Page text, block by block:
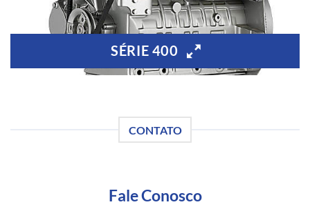
SÉRIE 400
CONTATO
Fale Conosco